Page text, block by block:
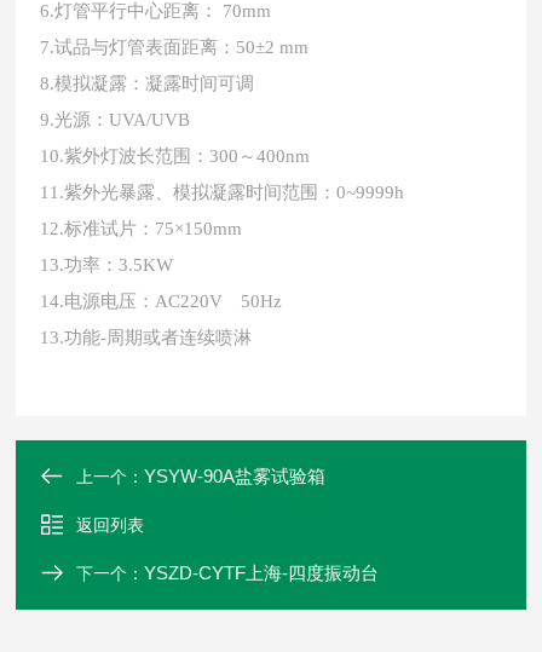
6.灯管平行中心距离： 70mm
7.试品与灯管表面距离：50±2 mm
8.模拟凝露：凝露时间可调
9.光源：UVA/UVB
10.紫外灯波长范围：300～400nm
11.紫外光暴露、模拟凝露时间范围：0~9999h
12.标准试片：75×150mm
13.功率：3.5KW
14.电源电压：AC220V 50Hz
13.功能-周期或者连续喷淋
上一个：YSYW-90A盐雾试验箱
返回列表
下一个：YSZD-CYTF上海-四度振动台